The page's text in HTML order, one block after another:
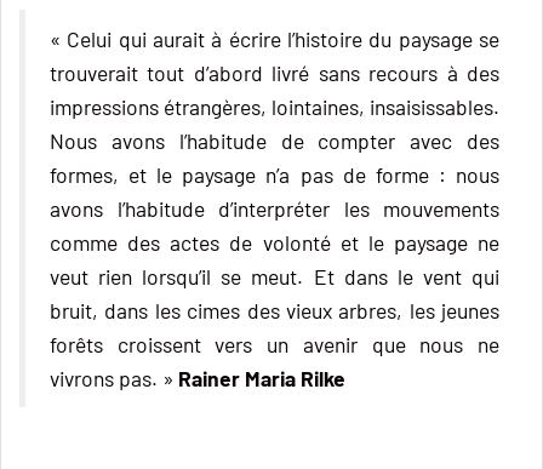
« Celui qui aurait à écrire l’histoire du paysage se
trouverait tout d’abord livré sans recours à des
impressions étrangères, lointaines, insaisissables.
Nous avons l’habitude de compter avec des
formes, et le paysage n’a pas de forme : nous
avons l’habitude d’interpréter les mouvements
comme des actes de volonté et le paysage ne
veut rien lorsqu’il se meut. Et dans le vent qui
bruit, dans les cimes des vieux arbres, les jeunes
forêts croissent vers un avenir que nous ne
vivrons pas. » Rainer Maria Rilke